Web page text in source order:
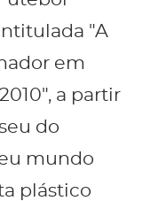
"A
em
a partir
do
mundo
plástico